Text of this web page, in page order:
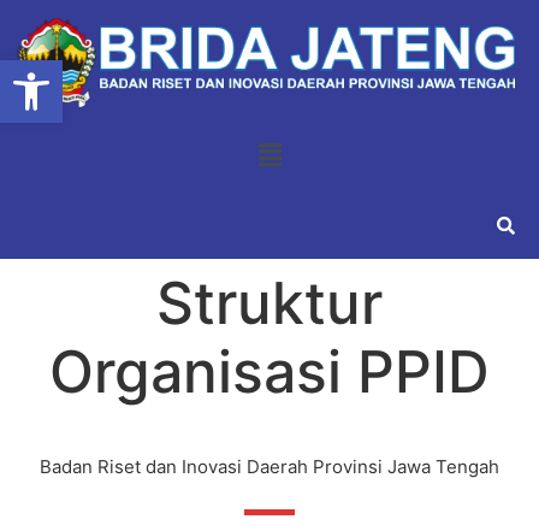
Open toolbar
Struktur
Organisasi PPID
Badan Riset dan Inovasi Daerah Provinsi Jawa Tengah